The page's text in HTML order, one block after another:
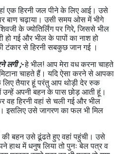
एक हिरनी जल पीने के लिए आई। उसे
बाण चढ़ाया। उसी समय ओस में भीगे
के ज्योतिर्लिंग पर गिरे, जिससे भील
हो गई और भील के पापों का नाश हो
टंकार से हिरनी सबकुछ जान गई ।
लगी ;-हे भील! आप मेरा वध करना चाहते
चाहते हैं। यदि ऐसा करने से आपका
लिए तैयार हूं परंतु आप थोड़ी देर रुक
अपनी बहन के पास छोड़ आती हूं।
वह हिरनी वहां से चली गई और भील
इसलिए उसे जागरण का फल भी मिल
की बहन उसे ढूंढते हुए वहां पहुंची। उसे
हाथ में धनुष लिया तो पुनः बेल पत्र व